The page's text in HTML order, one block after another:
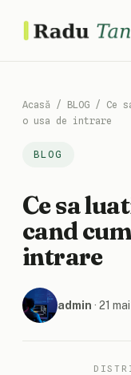
Acasă / BLOG / Ce
o usa de intrare
BLOG
Ce sa
cand
intrare
admin · 21